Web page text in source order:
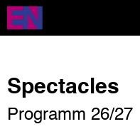
Direkt
zum
Inhalt
Spectacles
Programm 26/27